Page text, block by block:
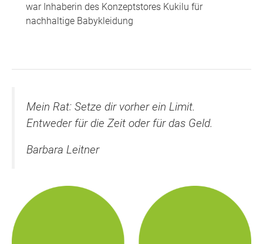
war Inhaberin des Konzeptstores Kukilu für
nachhaltige Babykleidung
Mein Rat: Setze dir vorher ein Limit.
Entweder für die Zeit oder für das Geld.
Barbara Leitner